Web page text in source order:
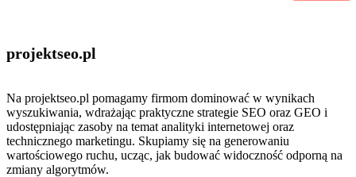
projektseo.pl
Na projektseo.pl pomagamy firmom dominować w wynikach
wyszukiwania, wdrażając praktyczne strategie SEO oraz GEO i
udostępniając zasoby na temat analityki internetowej oraz
technicznego marketingu. Skupiamy się na generowaniu
wartościowego ruchu, ucząc, jak budować widoczność odporną na
zmiany algorytmów.